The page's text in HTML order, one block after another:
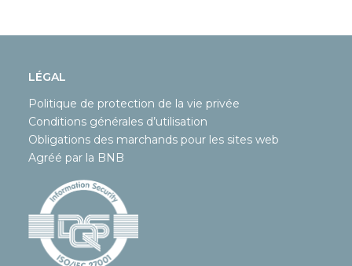
LÉGAL
Politique de protection de la vie privée
Conditions générales d’utilisation
Obligations des marchands pour les sites web
Agréé par la BNB